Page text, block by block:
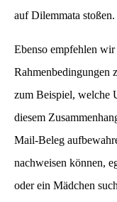
auf Dilemmata stoßen.
Ebenso empfehlen
Rahmenbedingungen
zum Beispiel, welche
diesem
Mail-Beleg
nachweisen können,
oder ein Mädchen